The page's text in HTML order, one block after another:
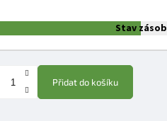
Stav zásob
Přidat do košíku